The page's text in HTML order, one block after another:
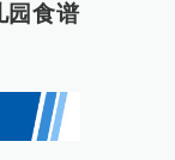
园食谱